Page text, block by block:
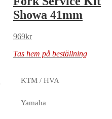
Showa 41mm
969kr
Tas hem på beställning
KTM / HVA
Yamaha